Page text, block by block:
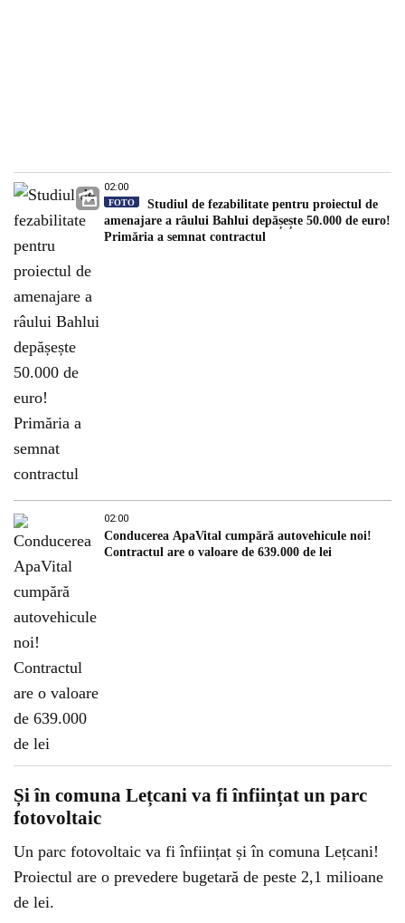
02:00
FOTO
Studiul de fezabilitate pentru proiectul de
amenajare a râului Bahlui depășește 50.000 de euro!
Primăria a semnat contractul
02:00
Conducerea ApaVital cumpără autovehicule noi!
Contractul are o valoare de 639.000 de lei
Și în comuna Lețcani va fi înființat un parc
fotovoltaic
Un parc fotovoltaic va fi înființat și în comuna Lețcani!
Proiectul are o prevedere bugetară de peste 2,1 milioane
de lei.